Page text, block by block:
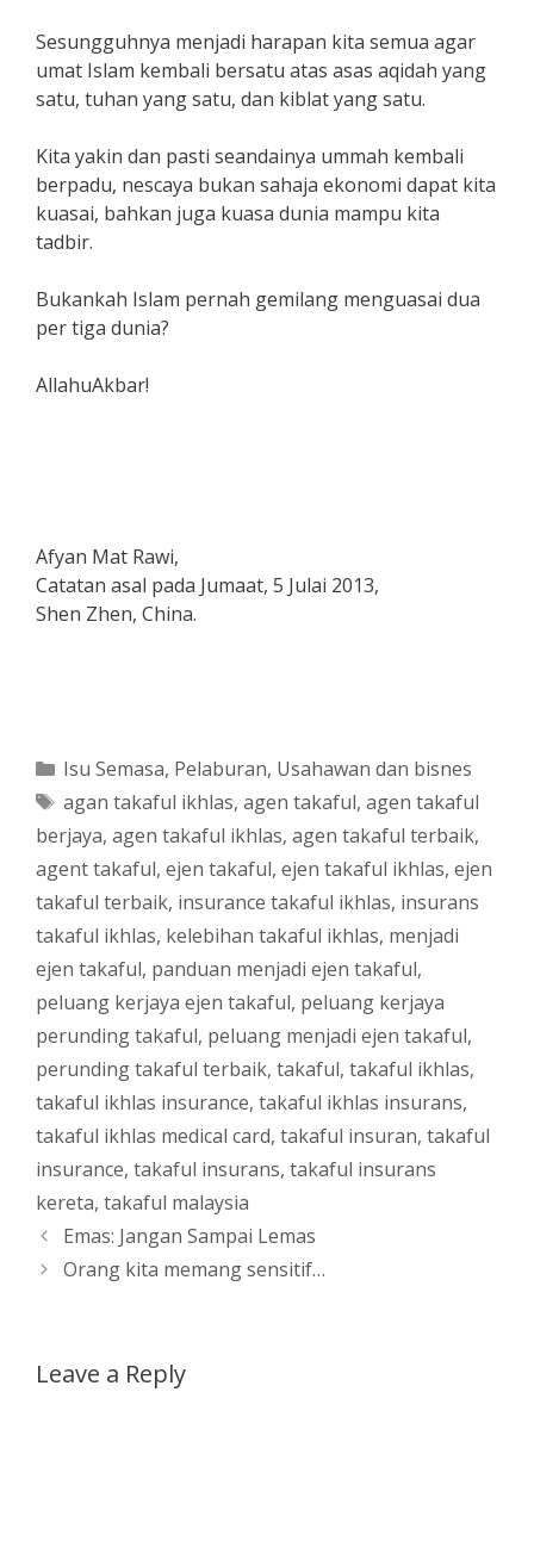
Sesungguhnya menjadi harapan kita semua agar
umat Islam kembali bersatu atas asas aqidah yang
satu, tuhan yang satu, dan kiblat yang satu.
Kita yakin dan pasti seandainya ummah kembali
berpadu, nescaya bukan sahaja ekonomi dapat kita
kuasai, bahkan juga kuasa dunia mampu kita
tadbir.
Bukankah Islam pernah gemilang menguasai dua
per tiga dunia?
AllahuAkbar!
Afyan Mat Rawi,
Catatan asal pada Jumaat, 5 Julai 2013,
Shen Zhen, China.
Categories
Isu Semasa, Pelaburan, Usahawan dan bisnes
Tags
agan takaful ikhlas, agen takaful, agen takaful
berjaya, agen takaful ikhlas, agen takaful terbaik,
agent takaful, ejen takaful, ejen takaful ikhlas, ejen
takaful terbaik, insurance takaful ikhlas, insurans
takaful ikhlas, kelebihan takaful ikhlas, menjadi
ejen takaful, panduan menjadi ejen takaful,
peluang kerjaya ejen takaful, peluang kerjaya
perunding takaful, peluang menjadi ejen takaful,
perunding takaful terbaik, takaful, takaful ikhlas,
takaful ikhlas insurance, takaful ikhlas insurans,
takaful ikhlas medical card, takaful insuran, takaful
insurance, takaful insurans, takaful insurans
kereta, takaful malaysia
Emas: Jangan Sampai Lemas
Orang kita memang sensitif…
Leave a Reply